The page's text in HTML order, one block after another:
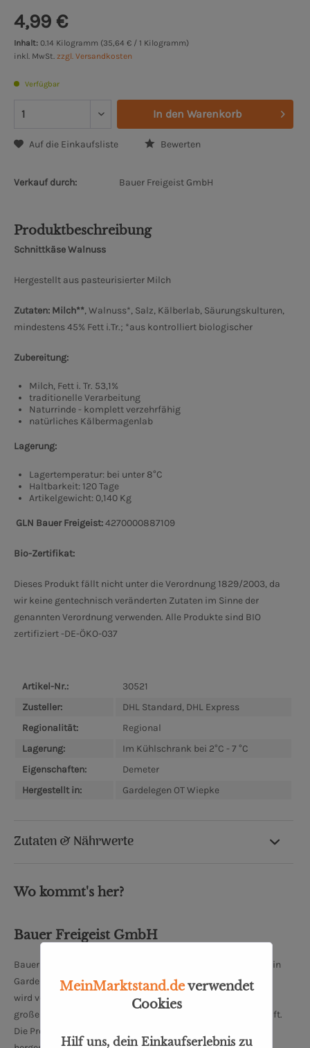
4,99 €
Inhalt: 0.14 Kilogramm (35,64 € / 1 Kilogramm)
inkl. MwSt. zzgl. Versandkosten
Verfügbar
In den Warenkorb
Auf die Einkaufsliste Bewerten
Verkauf durch: Bauer Freigeist GmbH
Produktbeschreibung
Schnittkäse Walnuss
Hergestellt aus pasteurisierter Milch
Zutaten: Milch**, Walnuss*, Salz, Kälberlab, Säurungskulturen,
mindestens 45% Fett i.Tr.; *aus kontrolliert biologischer
Zubereitung:
Milch, Fett i. Tr. 53,1%
traditionelle Verarbeitung
Naturrinde - komplett verzehrfähig
natürliches Kälbermagenlab
Lagerung:
Lagertemperatur: bei unter 8°C
Haltbarkeit: 120 Tage
Artikelgewicht: 0,140 Kg
GLN Bauer Freigeist:4270000887109
Bio-Zertifikat:
Dieses Produkt fällt nicht unter die Verordnung 1829/2003, da
wir keine gentechnisch veränderten Zutaten im Sinne der
genannten Verordnung verwenden. Alle Produkte sind BIO
zertifiziert -DE-ÖKO-037
Artikel-Nr.:
30521
Zusteller:
DHL Standard, DHL Express
Regionalität:
Regional
Lagerung:
Im Kühlschrank bei 2°C - 7 °C
Eigenschaften:
Demeter
Hergestellt in:
Gardelegen OT Wiepke
Zutaten & Nährwerte
Wo kommt's her?
Bauer Freigeist GmbH
Bauer Freigeist GmbH ist eine Molkerei und Käserei mit Sitz in
Gardelegen OT Wiepke, Sachsen-Anhalt. Der Familienbetrieb
wird von Linda Becker und Tilmann Dreysse geführt und legt
großen Wert auf nachhaltige und ökologische Landwirtschaft.
Die Produkte werden nach strengen Demeter-Richtlinien
MeinMarktstand.deverwendet
Cookies
Hilf uns, dein Einkaufserlebnis zu